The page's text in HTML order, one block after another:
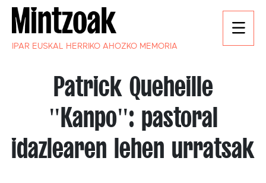
IPAR EUSKAL HERRIKO AHOZKO MEMORIA
Patrick Queheille
"Kanpo": pastoral
idazlearen lehen urratsak